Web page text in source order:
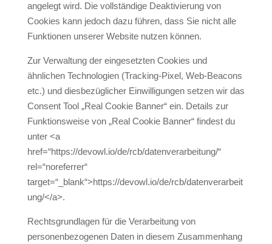
angelegt wird. Die vollständige Deaktivierung von
Cookies kann jedoch dazu führen, dass Sie nicht alle
Funktionen unserer Website nutzen können.
Zur Verwaltung der eingesetzten Cookies und
ähnlichen Technologien (Tracking-Pixel, Web-Beacons
etc.) und diesbezüglicher Einwilligungen setzen wir das
Consent Tool „Real Cookie Banner“ ein. Details zur
Funktionsweise von „Real Cookie Banner“ findest du
unter <a
href=“https://devowl.io/de/rcb/datenverarbeitung/“
rel=“noreferrer“
target=“_blank“>https://devowl.io/de/rcb/datenverarbeit
ung/</a>.
Rechtsgrundlagen für die Verarbeitung von
personenbezogenen Daten in diesem Zusammenhang